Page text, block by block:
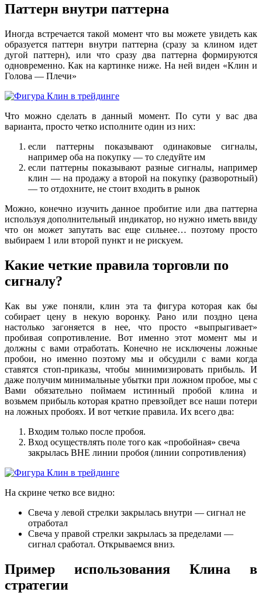
Паттерн внутри паттерна
Иногда встречается такой момент что вы можете увидеть как
образуется паттерн внутри паттерна (сразу за клином идет
дугой паттерн), или что сразу два паттерна формируются
одновременно. Как на картинке ниже. На ней виден «Клин и
Голова — Плечи»
Что можно сделать в данный момент. По сути у вас два
варианта, просто четко исполните один из них:
если паттерны показывают одинаковые сигналы,
например оба на покупку — то следуйте им
если паттерны показывают разные сигналы, например
клин — на продажу а второй на покупку (разворотный)
— то отдохните, не стоит входить в рынок
Можно, конечно изучить данное пробитие или два паттерна
используя дополнительный индикатор, но нужно иметь ввиду
что он может запутать вас еще сильнее… поэтому просто
выбираем 1 или второй пункт и не рискуем.
Какие четкие правила торговли по
сигналу?
Как вы уже поняли, клин эта та фигура которая как бы
собирает цену в некую воронку. Рано или поздно цена
настолько загоняется в нее, что просто «выпрыгивает»
пробивая сопротивление. Вот именно этот момент мы и
должны с вами отработать. Конечно не исключены ложные
пробои, но именно поэтому мы и обсудили с вами когда
ставятся стоп-приказы, чтобы минимизировать прибыль. И
даже получим минимальные убытки при ложном пробое, мы с
Вами обязательно поймаем истинный пробой клина и
возьмем прибыль которая кратно превзойдет все наши потери
на ложных пробоях. И вот четкие правила. Их всего два:
Входим только после пробоя.
Вход осуществлять поле того как «пробойная» свеча
закрылась ВНЕ линии пробоя (линии сопротивления)
На скрине четко все видно:
Свеча у левой стрелки закрылась внутри — сигнал не
отработал
Свеча у правой стрелки закрылась за пределами —
сигнал сработал. Открываемся вниз.
Пример использования Клина в
стратегии